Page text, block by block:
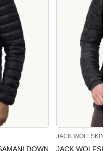
DOWN
JACK WOLFSKIN
JACK